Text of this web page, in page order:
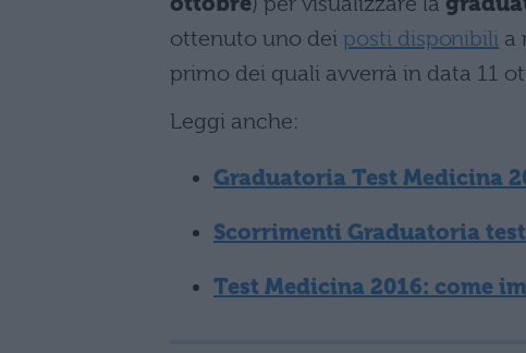
ottenuto uno dei posti disponibili a
primo dei quali avverrà in data 11
Leggi anche:
Graduatoria Test Medicina
Scorrimenti Graduatoria
Test Medicina 2016: come